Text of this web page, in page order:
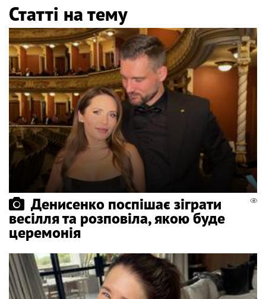
Статті на тему
Денисенко поспішає зіграти
весілля та розповіла, якою буде
церемонія